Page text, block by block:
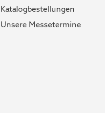
Katalogbestellungen
Unsere Messetermine